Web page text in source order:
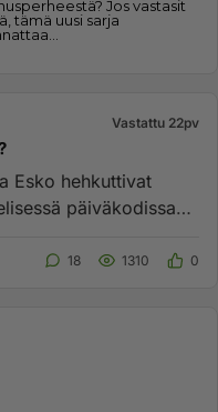
Vastattu 22pv
Esko hehkuttivat
päiväkodissa?
18 1310 0